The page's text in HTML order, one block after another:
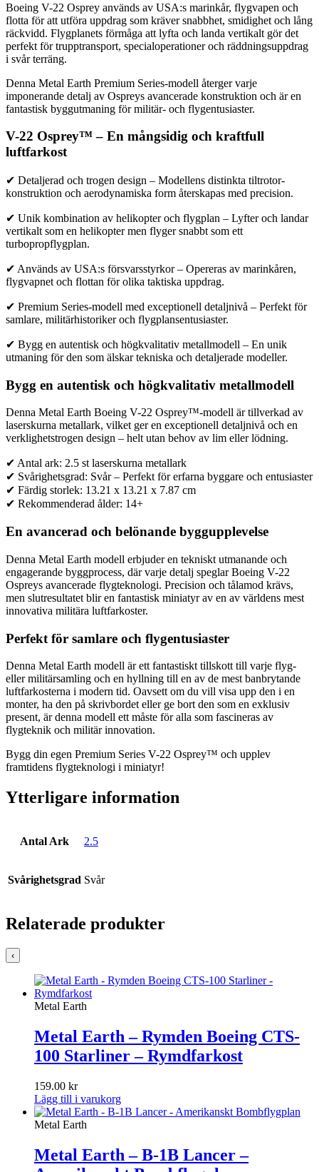
Boeing V-22 Osprey används av USA:s marinkår, flygvapen och
flotta för att utföra uppdrag som kräver snabbhet, smidighet och lång
räckvidd. Flygplanets förmåga att lyfta och landa vertikalt gör det
perfekt för trupptransport, specialoperationer och räddningsuppdrag
i svår terräng.
Denna Metal Earth Premium Series-modell återger varje
imponerande detalj av Ospreys avancerade konstruktion och är en
fantastisk byggutmaning för militär- och flygentusiaster.
V-22 Osprey™ – En mångsidig och kraftfull
luftfarkost
✔ Detaljerad och trogen design – Modellens distinkta tiltrotor-
konstruktion och aerodynamiska form återskapas med precision.
✔ Unik kombination av helikopter och flygplan – Lyfter och landar
vertikalt som en helikopter men flyger snabbt som ett
turbopropflygplan.
✔ Används av USA:s försvarsstyrkor – Opereras av marinkåren,
flygvapnet och flottan för olika taktiska uppdrag.
✔ Premium Series-modell med exceptionell detaljnivå – Perfekt för
samlare, militärhistoriker och flygplansentusiaster.
✔ Bygg en autentisk och högkvalitativ metallmodell – En unik
utmaning för den som älskar tekniska och detaljerade modeller.
Bygg en autentisk och högkvalitativ metallmodell
Denna Metal Earth Boeing V-22 Osprey™-modell är tillverkad av
laserskurna metallark, vilket ger en exceptionell detaljnivå och en
verklighetstrogen design – helt utan behov av lim eller lödning.
✔ Antal ark: 2.5 st laserskurna metallark
✔ Svårighetsgrad: Svår – Perfekt för erfarna byggare och entusiaster
✔ Färdig storlek: 13.21 x 13.21 x 7.87 cm
✔ Rekommenderad ålder: 14+
En avancerad och belönande byggupplevelse
Denna Metal Earth modell erbjuder en tekniskt utmanande och
engagerande byggprocess, där varje detalj speglar Boeing V-22
Ospreys avancerade flygteknologi. Precision och tålamod krävs,
men slutresultatet blir en fantastisk miniatyr av en av världens mest
innovativa militära luftfarkoster.
Perfekt för samlare och flygentusiaster
Denna Metal Earth modell är ett fantastiskt tillskott till varje flyg-
eller militärsamling och en hyllning till en av de mest banbrytande
luftfarkosterna i modern tid. Oavsett om du vill visa upp den i en
monter, ha den på skrivbordet eller ge bort den som en exklusiv
present, är denna modell ett måste för alla som fascineras av
flygteknik och militär innovation.
Bygg din egen Premium Series V-22 Osprey™ och upplev
framtidens flygteknologi i miniatyr!
Ytterligare information
Antal Ark 2.5
Svårighetsgrad Svår
Relaterade produkter
‹
Metal Earth
Metal Earth – Rymden Boeing CTS-
100 Starliner – Rymdfarkost
159.00 kr
Lägg till i varukorg
Metal Earth
Metal Earth – B-1B Lancer –